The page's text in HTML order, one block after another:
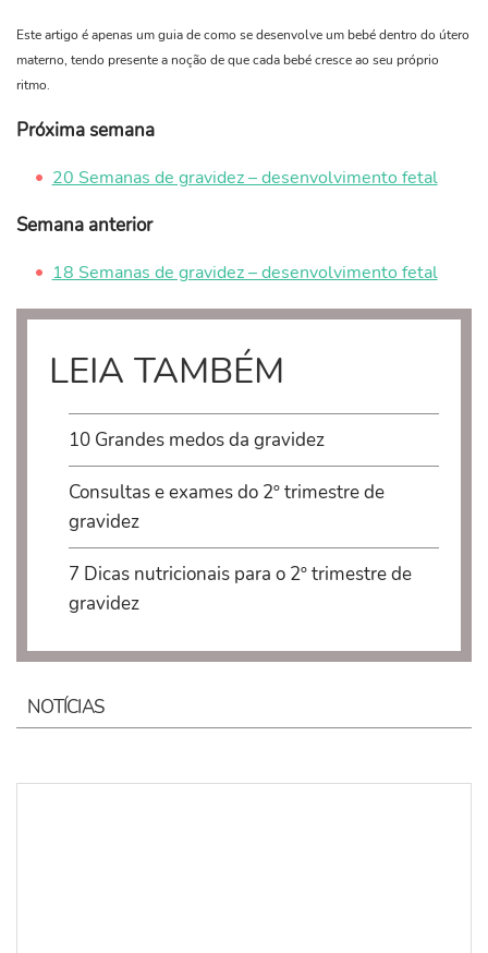
Este artigo é apenas um guia de como se desenvolve um bebé dentro do útero
materno, tendo presente a noção de que cada bebé cresce ao seu próprio
ritmo.
Próxima semana
20 Semanas de gravidez – desenvolvimento fetal
Semana anterior
18 Semanas de gravidez – desenvolvimento fetal
LEIA TAMBÉM
10 Grandes medos da gravidez
Consultas e exames do 2º trimestre de
gravidez
7 Dicas nutricionais para o 2º trimestre de
gravidez
NOTÍCIAS